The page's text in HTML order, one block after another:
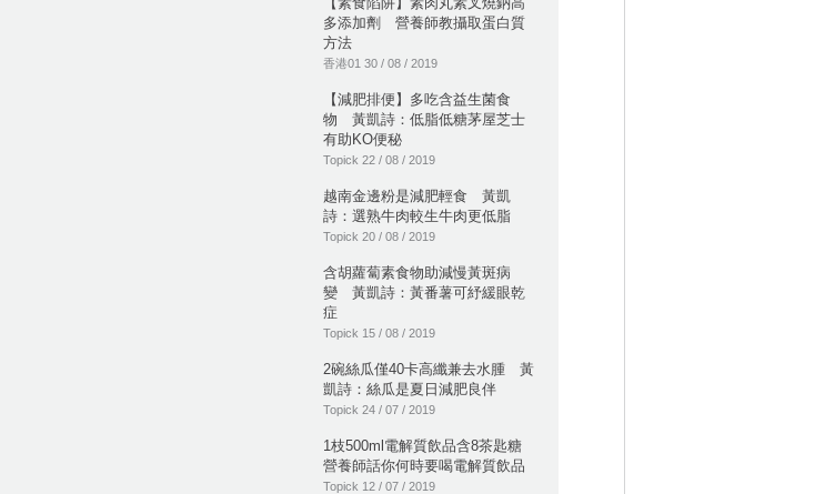
多添加劑 營養師教攝取蛋白質
方法
香港01 30 / 08 / 2019
【減肥排便】多吃含益生菌食
物 黃凱詩：低脂低糖茅屋芝士
有助KO便秘
Topick 22 / 08 / 2019
越南金邊粉是減肥輕食 黃凱
詩：選熟牛肉較生牛肉更低脂
Topick 20 / 08 / 2019
含胡蘿蔔素食物助減慢黃斑病
變 黃凱詩：黃番薯可紓緩眼乾
症
Topick 15 / 08 / 2019
2碗絲瓜僅40卡高纖兼去水腫 黃
凱詩：絲瓜是夏日減肥良伴
Topick 24 / 07 / 2019
1枝500ml電解質飲品含8茶匙糖
營養師話你何時要喝電解質飲品
Topick 12 / 07 / 2019